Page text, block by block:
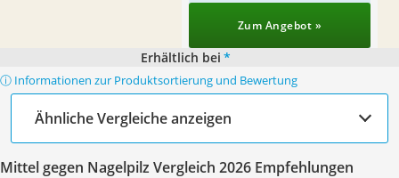
Zum Angebot »
Erhältlich bei *
ⓘ Informationen zur Produktsortierung und Bewertung
Ähnliche Vergleiche anzeigen
Mittel gegen Nagelpilz Vergleich 2026 Empfehlungen